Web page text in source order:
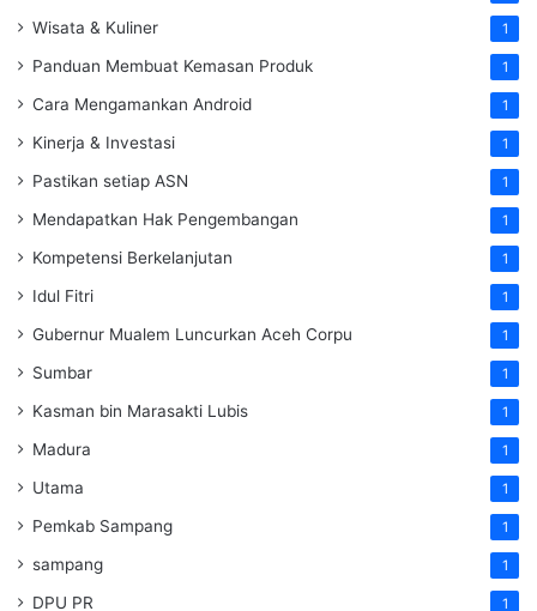
Wisata & Kuliner 1
Panduan Membuat Kemasan Produk 1
Cara Mengamankan Android 1
Kinerja & Investasi 1
Pastikan setiap ASN 1
Mendapatkan Hak Pengembangan 1
Kompetensi Berkelanjutan 1
Idul Fitri 1
Gubernur Mualem Luncurkan Aceh Corpu 1
Sumbar 1
Kasman bin Marasakti Lubis 1
Madura 1
Utama 1
Pemkab Sampang 1
sampang 1
DPU PR 1